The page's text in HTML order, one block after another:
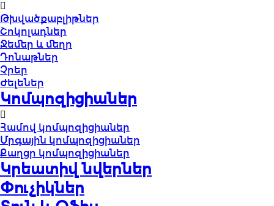
Թխվածքաբլիթներ
Շոկոլադներ
Ջեմեր և մեղր
Դոնաթներ
Չրեր
Ժելեներ
Կոմպոզիցիաներ
Համով կոմպոզիցիաներ
Մրգային կոմպոզիցիաներ
Քաղցր կոմպոզիցիաներ
Կրեատիվ նվերներ
Փուչիկներ